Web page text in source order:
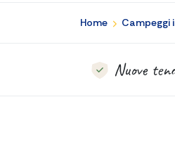
Home Campeggi
Nuove